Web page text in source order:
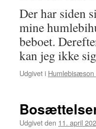
Der har siden
mine
beboet.
kan jeg ikke
Udgivet i Humlebisæson
Udgivet den 11. april